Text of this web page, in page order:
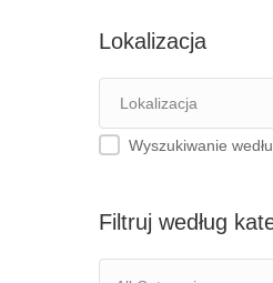
Lokalizacja
Wyszukiwanie
Filtruj według